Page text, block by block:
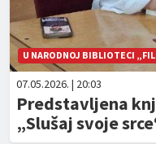
U NARODNOJ BIBLIOTECI
07.05.2026. | 20:03
Predstavljena
„Slušaj svoje